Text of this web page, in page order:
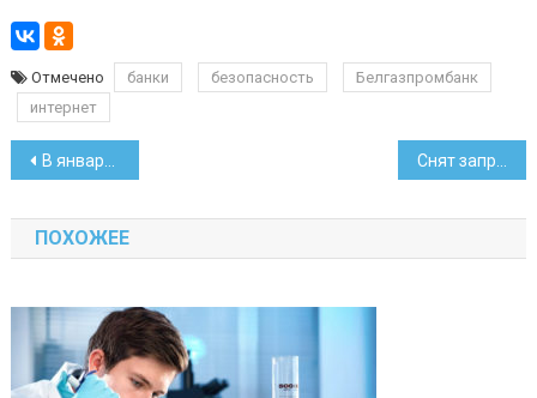
Отмечено банки безопасность
Белгазпромбанк
интернет
Навигация
по
записям
В январе-октябре реальные доходы населения упали на 3,9 процента
ПОХОЖЕЕ